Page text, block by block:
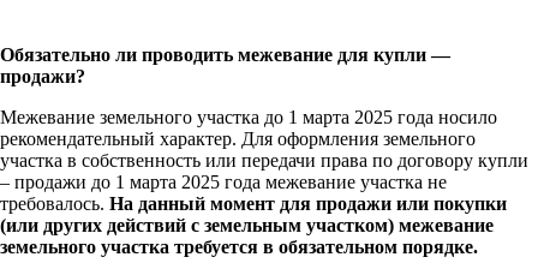
Обязательно ли проводить межевание для купли —
продажи?
Межевание земельного участка до 1 марта 2025 года носило
рекомендательный характер. Для оформления земельного
участка в собственность или передачи права по договору купли
– продажи до 1 марта 2025 года межевание участка не
требовалось. На данный момент для продажи или покупки
(или других действий с земельным участком) межевание
земельного участка требуется в обязательном порядке.